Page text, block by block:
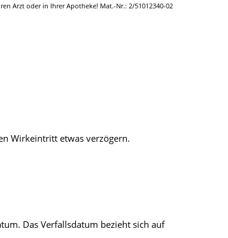
Arzt oder in Ihrer Apotheke! Mat.-Nr.: 2/51012340-02
Wirkeintritt etwas verzögern.
Das Verfallsdatum bezieht sich auf